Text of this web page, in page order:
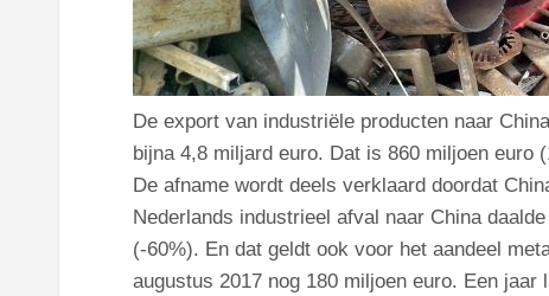
De export van industriële producten naar
bijna 4,8 miljard euro. Dat is 860 miljoen euro
De afname wordt deels verklaard doordat
Nederlands industrieel afval naar China
(-60%). En dat geldt ook voor het aandeel
augustus 2017 nog 180 miljoen euro. Een